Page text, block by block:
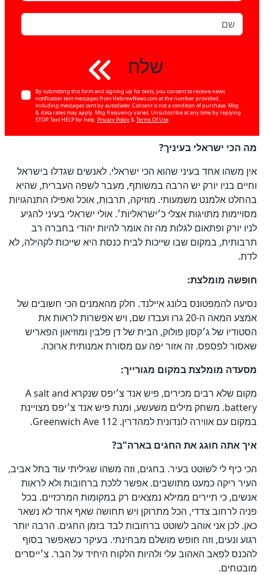
שלח
By submitting this form and signing up for texts, you consent to receive news
notification text messages from HebrewNews.com at the number provided,
including messages sent by autodialer. Consent is not a condition of purchase. Msg
& data rates may apply. Msg frequency varies. Unsubscribe at any time by replying
STOP. Text HELP for help. Privacy Policy& Terms Of Use
מה הכי ישראלי בעיניך?
אין משהו אחד בעיני שהוא הכי ישראלי. לאנשים שגדלו בישראל
וחיים בניו יורק יש הרבה במשותף, מעבר לשפה העברית, שהיא
בהחלט אלמנט משמעותי. מוזיקה, תרבות, אוכל ואפילו התנהגויות
מסויימות מתויגות אצלי כ׳ישראליות׳. אולי ישראלי בעיני להגיע
לניו יורק ופתאום לגלות מה זה אומר להיות יהודי בחברה רב
תרבותית, במקום שבו שייכות לבית כנסת היא שייכות לקהילה, לא
לדת.
חופשה מומלצת:
נסיעה להמפטונס בלונג איילנד. חלק מהאמנים הכי חשובים של
אמצע המאה ה-20 גרו ועבדו שם, ויש אפשרות לראות את
הסטודיו של ג׳קסון פולוק, הבית של דן פלבין ומוזיאון הפאריש
שאסור לפספס. זה אזור יפה עם מסורת אמנותית ארוכה.
מסעדה מומלצת במקום מגורייך:
מקום שלא רבים מכירים, פיש אנד צ׳יפס שנקרא A salt and
battery. משחק מילים משעשע, ומנת פיש אנד צ׳יפס מצויינת
במקום עם אווירה לונדונית למהדרין. 112 Greenwich Ave.
איך אתה חוגג את החגים בארה"ב?
הכי כיף לי לשוטט בעיר. בחגים, וזה משהו שגיליתי עוד בתל אביב,
העיר ריקה כמעט מתושבים. אפשר ללכת ברחובות ולא לראות
אנשים, כי תיירים ממילא נמצאים רק במקומות המרכזיים. בכל
פניה לרחוב צדדי, הכל מתרוקן ויש תחושה שאף אחד לא נשאר
כאן. לכן אני אוהב לשוטט ברחובות לבד בזמן החגים. הרבה יותר
רגוע ונעים, וזה חופש מושלם מבחינתי. בעיקר כשאפשר בסוף
להכנס לפאב האהוב עלי ולהיות הלקוח היחיד על הבר. צ׳ייסרים
מובטחים.
75%כן